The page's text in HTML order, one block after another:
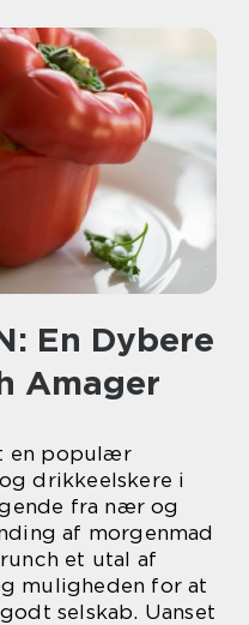
En Dybere
Amager
en populær
drikkeelskere i
fra nær og
af morgenmad
et utal af
muligheden for at
selskab. Uanset